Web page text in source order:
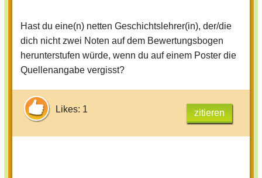
Hast du eine(n) netten Geschichtslehrer(in), der/die
dich nicht zwei Noten auf dem Bewertungsbogen
herunterstufen würde, wenn du auf einem Poster die
Quellenangabe vergisst?
Likes: 1 zitieren